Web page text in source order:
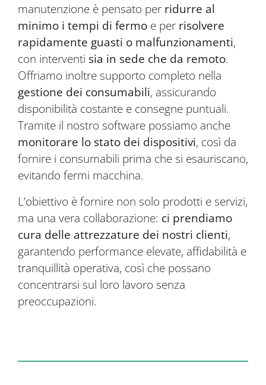
manutenzione è pensato per ridurre al
minimo i tempi di fermo e per risolvere
rapidamente guasti o malfunzionamenti,
con interventi sia in sede che da remoto.
Offriamo inoltre supporto completo nella
gestione dei consumabili, assicurando
disponibilità costante e consegne puntuali.
Tramite il nostro software possiamo anche
monitorare lo stato dei dispositivi, così da
fornire i consumabili prima che si esauriscano,
evitando fermi macchina.
L’obiettivo è fornire non solo prodotti e servizi,
ma una vera collaborazione: ci prendiamo
cura delle attrezzature dei nostri clienti,
garantendo performance elevate, affidabilità e
tranquillità operativa, così che possano
concentrarsi sul loro lavoro senza
preoccupazioni.